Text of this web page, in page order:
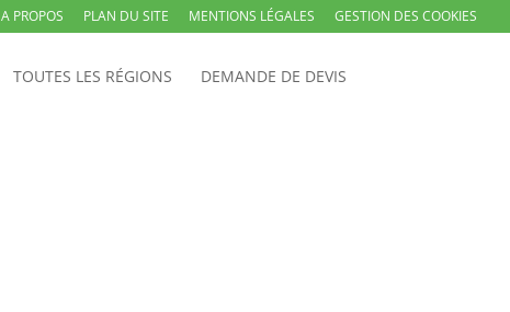
A PROPOS PLAN DU SITE MENTIONS LÉGALES GESTION DES COOKIES
TOUTES LES RÉGIONS DEMANDE DE DEVIS